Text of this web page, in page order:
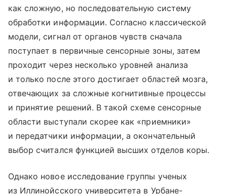
как сложную, но последовательную систему
обработки информации. Согласно классической
модели, сигнал от органов чувств сначала
поступает в первичные сенсорные зоны, затем
проходит через несколько уровней анализа
и только после этого достигает областей мозга,
отвечающих за сложные когнитивные процессы
и принятие решений. В такой схеме сенсорные
области выступали скорее как «приемники»
и передатчики информации, а окончательный
выбор считался функцией высших отделов коры.
Однако новое исследование группы ученых
из Иллинойсского университета в Урбане-